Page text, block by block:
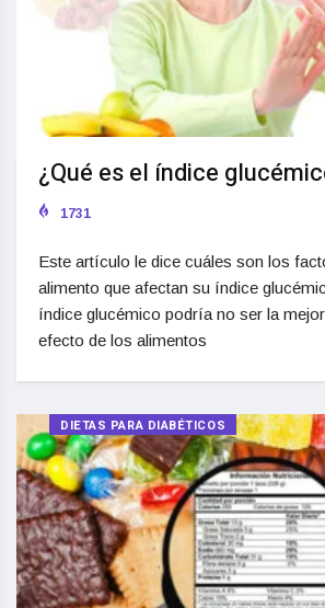
¿Qué es el índice
1731
Este artículo le dice cuáles son los
alimento que afectan su índice
índice glucémico podría no ser la
efecto de los alimentos
DIETAS PARA DIABÉTICOS